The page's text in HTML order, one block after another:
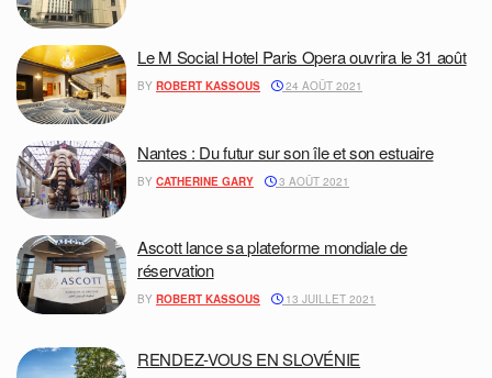
Le M Social Hotel Paris Opera ouvrira le 31 août
BY ROBERT KASSOUS 24 AOÛT 2021
Nantes : Du futur sur son île et son estuaire
BY CATHERINE GARY 3 AOÛT 2021
Ascott lance sa plateforme mondiale de
réservation
BY ROBERT KASSOUS 13 JUILLET 2021
RENDEZ-VOUS EN SLOVÉNIE